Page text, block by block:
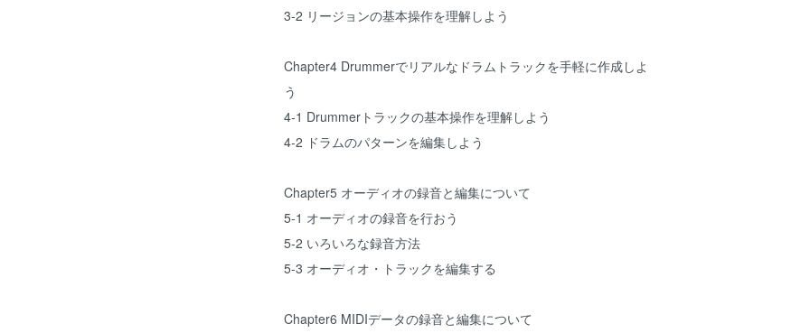
3-2 リージョンの基本操作を理解しよう
Chapter4 Drummerでリアルなドラムトラックを手軽に作成しよ
う
4-1 Drummerトラックの基本操作を理解しよう
4-2 ドラムのパターンを編集しよう
Chapter5 オーディオの録音と編集について
5-1 オーディオの録音を行おう
5-2 いろいろな録音方法
5-3 オーディオ・トラックを編集する
Chapter6 MIDIデータの録音と編集について